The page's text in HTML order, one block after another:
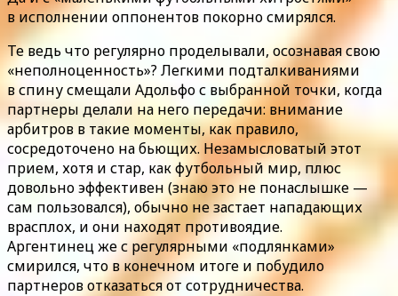
в исполнении оппонентов покорно смирялся.
Те ведь что регулярно проделывали, осознавая свою
«неполноценность»? Легкими подталкиваниями
в спину смещали Адольфо с выбранной точки, когда
партнеры делали на него передачи: внимание
арбитров в такие моменты, как правило,
сосредоточено на бьющих. Незамысловатый этот
прием, хотя и стар, как футбольный мир, плюс
довольно эффективен (знаю это не понаслышке —
сам пользовался), обычно не застает нападающих
врасплох, и они находят противоядие.
Аргентинец же с регулярными «подлянками»
смирился, что в конечном итоге и побудило
партнеров отказаться от сотрудничества.